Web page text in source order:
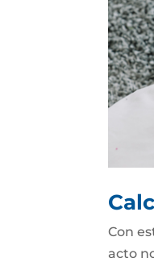
Con
acto